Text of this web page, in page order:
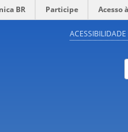
BR Participe Acesso
ACESSIBILIDADE